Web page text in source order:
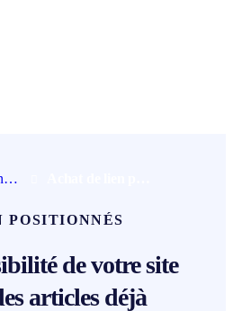
Agence netlinking
de votre site
articles déjà